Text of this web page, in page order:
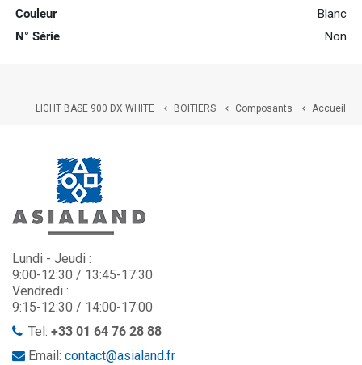
Couleur
Blanc
N° Série
Non
Accueil

Composants

BOITIERS

LIGHT BASE 900 DX WHITE
Lundi - Jeudi :
9:00-12:30 / 13:45-17:30
Vendredi :
9:15-12:30 / 14:00-17:00
Tel: +33 01 64 76 28 88
Email: contact@asialand.fr